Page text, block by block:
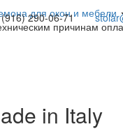
290-06-71
для окон и мебели
причинам
in Italy